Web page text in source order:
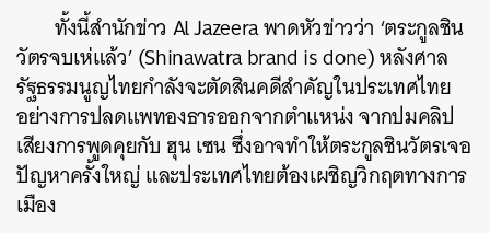
ทั้งนี้สำนักข่าว Al Jazeera พาดหัวข่าวว่า ‘ตระกูลชิน
วัตรจบเห่แล้ว’ (Shinawatra brand is done) หลังศาล
รัฐธรรมนูญไทยกำลังจะตัดสินคดีสำคัญในประเทศไทย
อย่างการปลดแพทองธารออกจากตำแหน่ง จากปมคลิป
เสียงการพูดคุยกับ ฮุน เซน ซึ่งอาจทำให้ตระกูลชินวัตรเจอ
ปัญหาครั้งใหญ่ และประเทศไทยต้องเผชิญวิกฤตทางการ
เมือง